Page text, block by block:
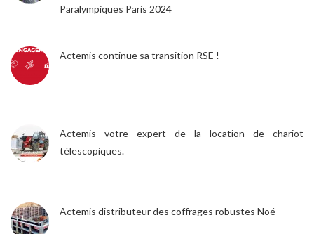
Paralympiques Paris 2024
Actemis continue sa transition RSE !
Actemis votre expert de la location de chariot
télescopiques.
Actemis distributeur des coffrages robustes Noé